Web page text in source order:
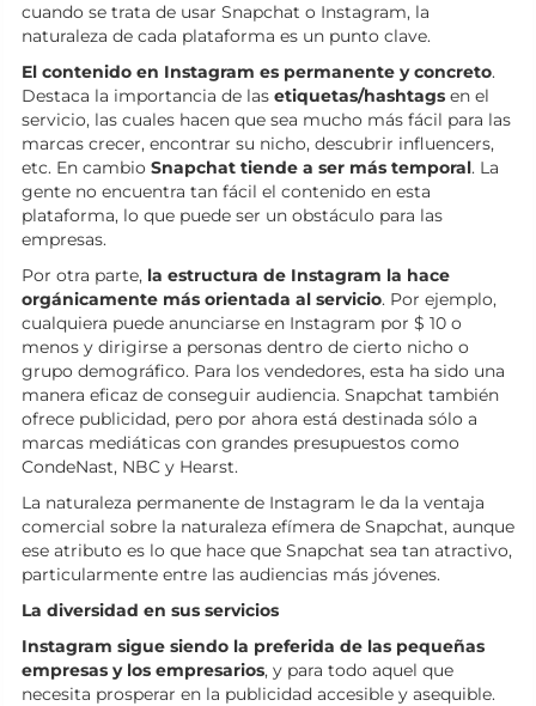
cuando se trata de usar Snapchat o Instagram, la
naturaleza de cada plataforma es un punto clave.
El contenido en Instagram es permanente y concreto.
Destaca la importancia de las etiquetas/hashtags en el
servicio, las cuales hacen que sea mucho más fácil para las
marcas crecer, encontrar su nicho, descubrir influencers,
etc. En cambio Snapchat tiende a ser más temporal. La
gente no encuentra tan fácil el contenido en esta
plataforma, lo que puede ser un obstáculo para las
empresas.
Por otra parte, la estructura de Instagram la hace
orgánicamente más orientada al servicio. Por ejemplo,
cualquiera puede anunciarse en Instagram por $ 10 o
menos y dirigirse a personas dentro de cierto nicho o
grupo demográfico. Para los vendedores, esta ha sido una
manera eficaz de conseguir audiencia. Snapchat también
ofrece publicidad, pero por ahora está destinada sólo a
marcas mediáticas con grandes presupuestos como
CondeNast, NBC y Hearst.
La naturaleza permanente de Instagram le da la ventaja
comercial sobre la naturaleza efímera de Snapchat, aunque
ese atributo es lo que hace que Snapchat sea tan atractivo,
particularmente entre las audiencias más jóvenes.
La diversidad en sus servicios
Instagram sigue siendo la preferida de las pequeñas
empresas y los empresarios, y para todo aquel que
necesita prosperar en la publicidad accesible y asequible.